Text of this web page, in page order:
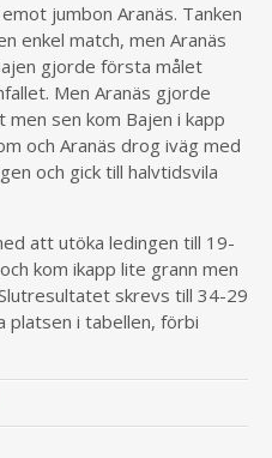
jumbon Aranäs. Tanken
enkel match, men Aranäs
gjorde första målet
Men Aranäs gjorde
sen kom Bajen i kapp
och Aranäs drog iväg med
och gick till halvtidsvila
att utöka ledingen till 19-
kom ikapp lite grann men
skrevs till 34-29
platsen i tabellen, förbi